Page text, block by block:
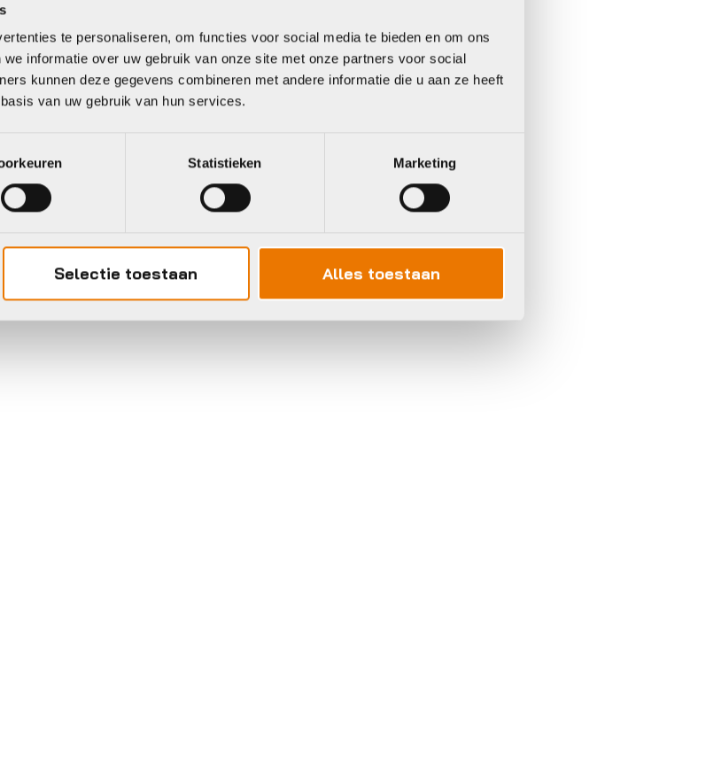
te personaliseren, om functies voor social media te bieden en om ons
informatie over uw gebruik van onze site met onze partners voor social
kunnen deze gegevens combineren met andere informatie die u aan ze heeft
van uw gebruik van hun services.
Statistieken Marketing
Selectie toestaan Alles toestaan